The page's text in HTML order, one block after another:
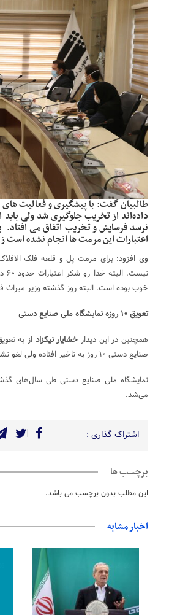
طالبیان گفت: با پیشگیری و فعالیت های
داده‌اند از تخریب جلوگیری شد ولی باید
نرسد فرسایش و تخریب اتفاق می
اعتبارات این مرمت ها انجام نشده
وی افزود: برای مرمت پل و قلعه فلک
خوب بوده است. البته روز گذشته وزیر
تعویق ۱۰ روزه نمایشگاه ملی صنایع دستی
همچنین در این دیدار خشایار نیکزاد از به
صنایع دستی ۱۰ روز به تاخیر افتاده ولی لغو نشده است و منتظر اعلام نظر ستاد مقابله با کرونا هستیم.
نمایشگاه ملی صنایع دستی طی سال‌های
می‌شد.
اشتراک گذاری :
برچسب ها
این مطلب بدون برچسب می باشد.
اخبار مشابه